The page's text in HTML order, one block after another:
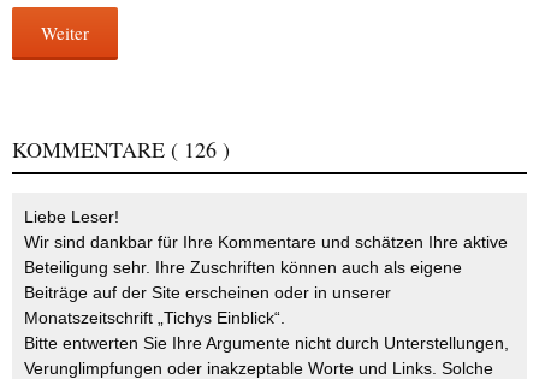
Weiter
KOMMENTARE ( 126 )
Liebe Leser!
Wir sind dankbar für Ihre Kommentare und schätzen Ihre aktive
Beteiligung sehr. Ihre Zuschriften können auch als eigene
Beiträge auf der Site erscheinen oder in unserer
Monatszeitschrift „Tichys Einblick“.
Bitte entwerten Sie Ihre Argumente nicht durch Unterstellungen,
Verunglimpfungen oder inakzeptable Worte und Links. Solche